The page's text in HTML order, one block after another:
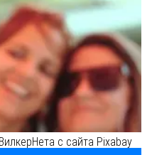
с сайта Pixabay